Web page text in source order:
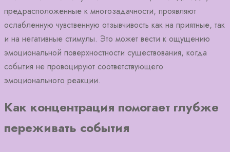
предрасположенные к многозадачности, проявляют
ослабленную чувственную отзывчивость как на приятные, так
и на негативные стимулы. Это может вести к ощущению
эмоциональной поверхностности существования, когда
события не провоцируют соответствующего
эмоционального реакции.
Как концентрация помогает глубже
переживать события